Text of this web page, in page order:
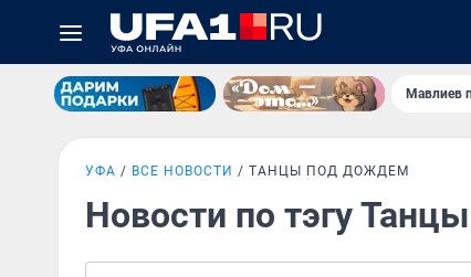
Мавлиев
УФА ВСЕ НОВОСТИ ТАНЦЫ ПОД ДОЖДЕМ
Новости по тэгу